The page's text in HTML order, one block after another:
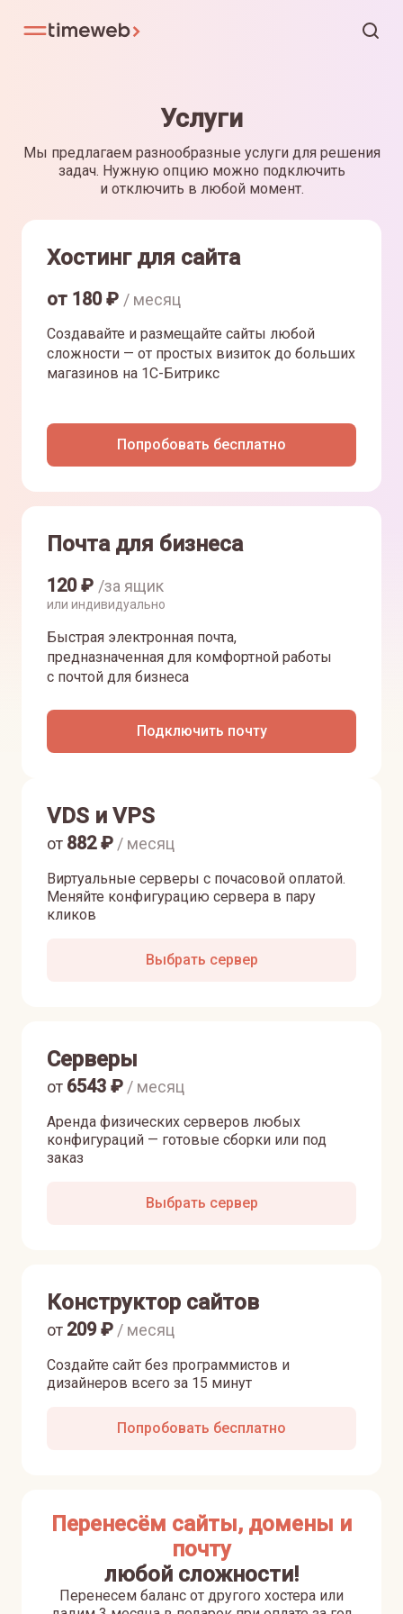
Услуги
Мы предлагаем разнообразные услуги для решения
задач. Нужную опцию можно подключить
и отключить в любой момент.
Хостинг для сайта
от 180₽ / месяц
Создавайте и размещайте сайты любой
сложности — от простых визиток до больших
магазинов на 1С-Битрикс
Попробовать бесплатно
Почта для бизнеса
120₽ /за ящик
или индивидуально
Быстрая электронная почта,
предназначенная для комфортной работы
с почтой для бизнеса
Подключить почту
VDS и VPS
Виртуальные серверы с почасовой оплатой.
Меняйте конфигурацию сервера в пару
кликов
от 882₽ / месяц
Выбрать сервер
Серверы
Аренда физических серверов любых
конфигураций — готовые сборки или под
заказ
от 6543 ₽ / месяц
Выбрать сервер
Конструктор сайтов
Создайте сайт без программистов и
дизайнеров всего за 15 минут
от 209₽ / месяц
Попробовать бесплатно
Перенесём сайты, домены и
почту
любой сложности!
Перенесем баланс от другого хостера или